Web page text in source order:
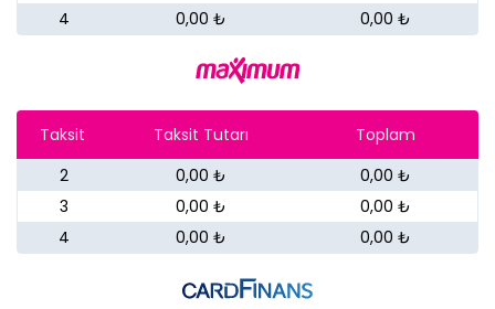
4
0,00 ₺ 0,00 ₺
Taksit Taksit Tutarı
Toplam
2
0,00 ₺
0,00 ₺
3
0,00 ₺
0,00 ₺
4
0,00 ₺ 0,00 ₺